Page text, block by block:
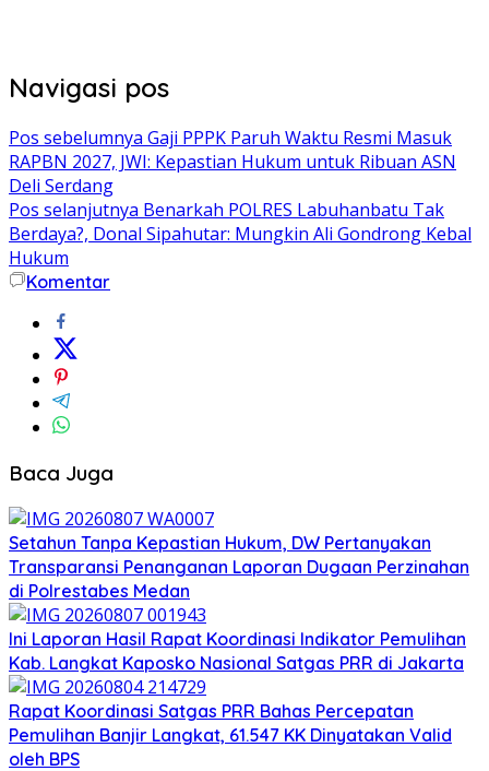
Navigasi pos
Pos sebelumnya Gaji PPPK Paruh Waktu Resmi Masuk
RAPBN 2027, JWI: Kepastian Hukum untuk Ribuan ASN
Deli Serdang
Pos selanjutnya Benarkah POLRES Labuhanbatu Tak
Berdaya?, Donal Sipahutar: Mungkin Ali Gondrong Kebal
Hukum
Komentar
Baca Juga
Setahun Tanpa Kepastian Hukum, DW Pertanyakan
Transparansi Penanganan Laporan Dugaan Perzinahan
di Polrestabes Medan
Ini Laporan Hasil Rapat Koordinasi Indikator Pemulihan
Kab. Langkat Kaposko Nasional Satgas PRR di Jakarta
Rapat Koordinasi Satgas PRR Bahas Percepatan
Pemulihan Banjir Langkat, 61.547 KK Dinyatakan Valid
oleh BPS